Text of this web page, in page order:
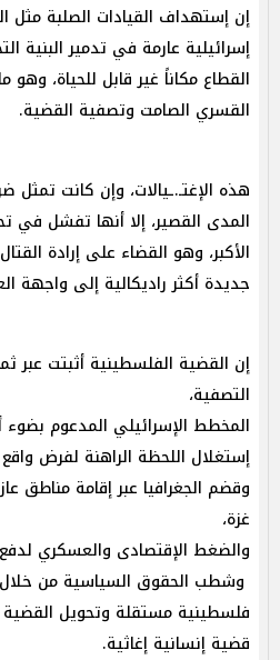
إن إستهداف القيادات الصلبة مثل
إسرائيلية عارمة في تدمير البنية
القطاع مكاناً غير قابل للحياة،
القسري الصامت وتصفية القضية.
هذه الإغتـ.ـيالات، وإن كانت
المدى القصير، إلا أنها تفشل في
الأكبر، وهو القضاء على إرادة
جديدة أكثر راديكالية إلى واجهة
إن القضية الفلسطينية أثبتت عبر
التصفية،
المخطط الإسرائيلي المدعوم
إستغلال اللحظة الراهنة لفرض
وقضم الجغرافيا عبر إقامة مناطق
غزة،
والضغط الإقتصادى والعسكري
وشطب الحقوق السياسية من خلال
فلسطينية مستقلة وتحويل
قضية إنسانية إغاثية.